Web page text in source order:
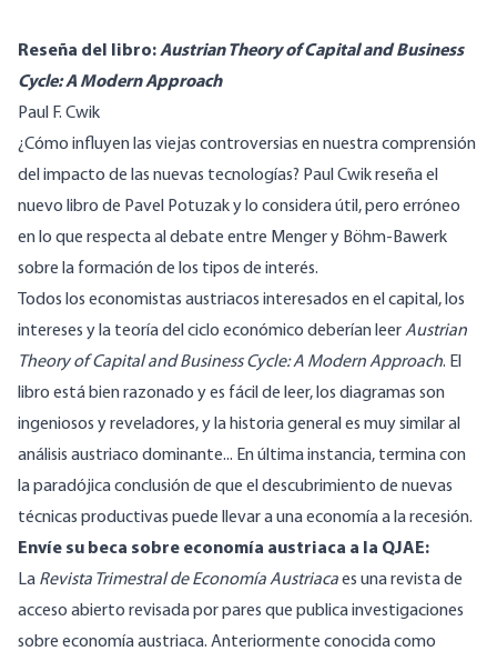
Reseña del libro:Austrian Theory of Capital and Business
Cycle: A Modern Approach
Paul F. Cwik
¿Cómo influyen las viejas controversias en nuestra comprensión
del impacto de las nuevas tecnologías? Paul Cwik reseña el
nuevo libro de Pavel Potuzak y lo considera útil, pero erróneo
en lo que respecta al debate entre Menger y Böhm-Bawerk
sobre la formación de los tipos de interés.
Todos los economistas austriacos interesados en el capital, los
intereses y la teoría del ciclo económico deberían leerAustrian
Theory of Capital and Business Cycle: A Modern Approach. El
libro está bien razonado y es fácil de leer, los diagramas son
ingeniosos y reveladores, y la historia general es muy similar al
análisis austriaco dominante... En última instancia, termina con
la paradójica conclusión de que el descubrimiento de nuevas
técnicas productivas puede llevar a una economía a la recesión.
Envíe su beca sobre economía austriaca a la QJAE:
La Revista Trimestral de Economía Austriacaes una revista de
acceso abierto revisada por pares que publica investigaciones
sobre economía austriaca. Anteriormente conocida como